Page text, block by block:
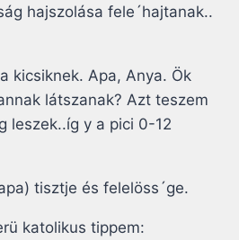
hajszolása fele´hajtanak..
kicsiknek. Apa, Anya. Ök
látszanak? Azt teszem
leszek..íg y a pici 0-12
tisztje és felelöss´ge.
katolikus tippem: